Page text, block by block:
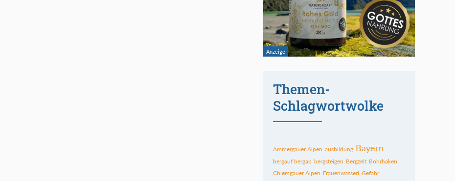
Themen-
Schlagwortwolke
Ammergauer Alpen ausbildung Bayern
bergauf bergab bergsteigen Bergzeit Bohrhaken
Chiemgauer Alpen Frauenwasserl Gefahr